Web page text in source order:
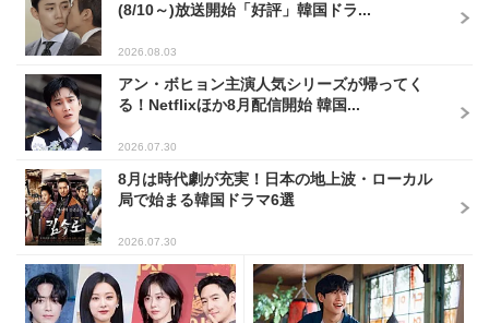
(8/10～)放送開始「好評」韓国ドラ...
2026.08.03
アン・ボヒョン主演人気シリーズが帰ってく
る！Netflixほか8月配信開始 韓国...
2026.07.30
8月は時代劇が充実！日本の地上波・ローカル
局で始まる韓国ドラマ6選
2026.07.30